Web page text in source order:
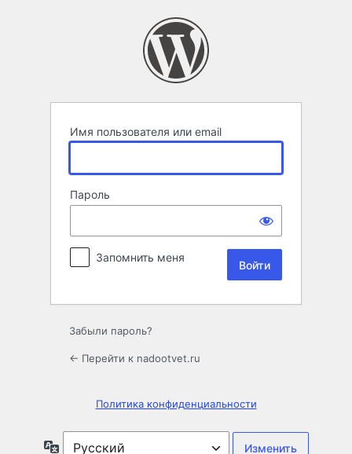
Имя пользователя или email
Пароль
Запомнить меня
Забыли пароль?
← Перейти к nadootvet.ru
Политика конфиденциальности
Язык